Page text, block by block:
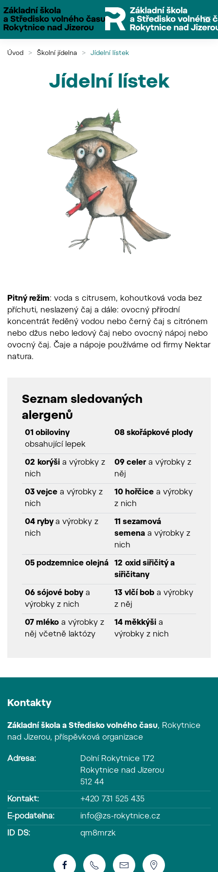
Přejít na hlavní obsah
Úvod Školní jídelna Jídelní lístek
Jídelní lístek
Pitný režim: voda s citrusem, kohoutková voda bez
příchuti, neslazený čaj a dále: ovocný přírodní
koncentrát ředěný vodou nebo černý čaj s citrónem
nebo džus nebo ledový čaj nebo ovocný nápoj nebo
ovocný čaj. Čaje a nápoje používáme od firmy Nektar
natura.
Seznam sledovaných
alergenů
01 obiloviny
obsahující lepek
08 skořápkové plody
02 korýši a výrobky z
nich
09 celer a výrobky z
něj
03 vejce a výrobky z
nich
10 hořčice a výrobky
z nich
04 rybya výrobky z
nich
11 sezamová
semena a výrobky z
nich
05 podzemnice olejná 12 oxid siřičitý a
siřičitany
06 sójové bobya
výrobky z nich
13 vlčí bob a výrobky
z něj
07 mléko a výrobky z
něj včetně laktózy
14 měkkýši a
výrobky z nich
Kontakty
Základní škola a Středisko volného času, Rokytnice
nad Jizerou, příspěvková organizace
Adresa:
Dolní Rokytnice 172
Rokytnice nad Jizerou
512 44
Kontakt: +420 731 525 435
E-podatelna: info@zs-rokytnice.cz
ID DS: qm8mrzk